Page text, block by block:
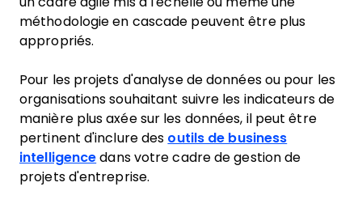
méthodologie en cascade peuvent être plus
appropriés.
Pour les projets d'analyse de données ou pour les
organisations souhaitant suivre les indicateurs de
manière plus axée sur les données, il peut être
pertinent d'inclure des outils de business
intelligence dans votre cadre de gestion de
projets d'entreprise.